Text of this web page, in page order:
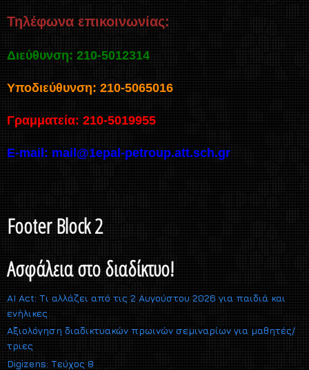
Τηλέφωνα επικοινωνίας:
Διεύθυνση: 210-5012314
Υποδιεύθυνση: 210-5065016
Γραμματεία: 210-5019955
E-mail: mail@1epal-petroup.att.sch.gr
Footer Block 2
Ασφάλεια στο διαδίκτυο!
AI Act: Τι αλλάζει από τις 2 Αυγούστου 2026 για παιδιά και
ενήλικες
Αξιολόγηση διαδικτυακών πρωινών σεμιναρίων για μαθητές/
τριες
Digizens: Τεύχος 8